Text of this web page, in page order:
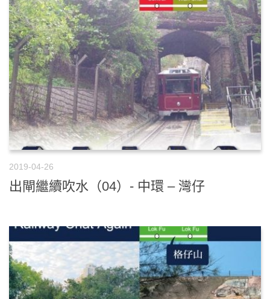
2019-04-26
出閘繼續吹水（04）- 中環 – 灣仔